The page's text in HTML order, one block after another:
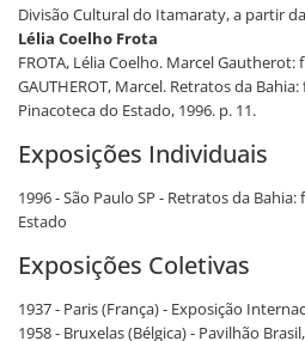
Divisão Cultural do Itamaraty, a partir
Lélia Coelho Frota
FROTA, Lélia Coelho. Marcel Gautherot:
GAUTHEROT, Marcel. Retratos da
Pinacoteca do Estado, 1996. p. 11.
Exposições Individuais
1996 - São Paulo SP - Retratos da
Estado
Exposições Coletivas
1937 - Paris (França) - Exposição
1958 - Bruxelas (Bélgica) - Pavilhão